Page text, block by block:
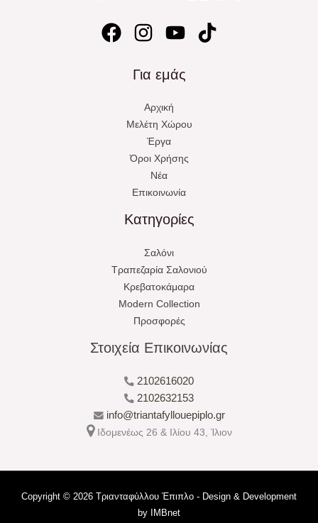
Για εμάς
Αρχική
Μελέτη Χώρου
Έργα
Όροι Χρήσης
Νέα
Επικοινωνία
Κατηγορίες
Σαλόνι
Τραπεζαρία Σαλονιού
Κρεβατοκάμαρα
Modern Collection
Προσφορές
Στοιχεία Επικοινωνίας
2102616020
2102632153
info@triantafyllouepiplo.gr
Ιδομενέως 26 & Ιλίου 43, Ίλιον
Copyright © 2026 Τριανταφύλλου Έπιπλο - Design & Development
by IMBnet